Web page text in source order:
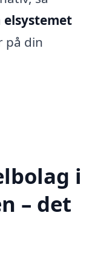
elsystemet
på din
i
– det